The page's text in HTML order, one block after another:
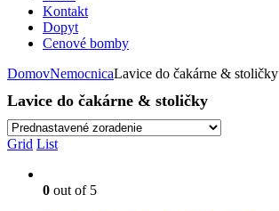
Kontakt
Dopyt
Cenové bomby
DomovNemocnicaLavice do čakárne & stoličky
Lavice do čakárne & stoličky
Grid List
0 out of 5